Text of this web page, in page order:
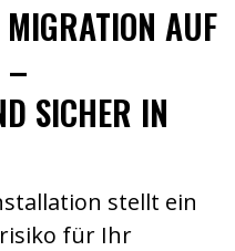
AUF
–
SICHER IN
stellt ein
für Ihr